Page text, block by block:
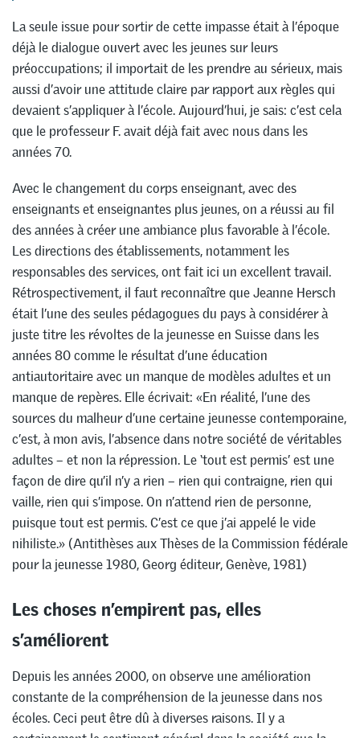
La seule issue pour sortir de cette impasse était à l’époque
déjà le dialogue ouvert avec les jeunes sur leurs
préoccupations; il importait de les prendre au sérieux, mais
aussi d’avoir une attitude claire par rapport aux règles qui
devaient s’appliquer à l’école. Aujourd’hui, je sais: c’est cela
que le professeur F. avait déjà fait avec nous dans les
années 70.
Avec le changement du corps enseignant, avec des
enseignants et enseignantes plus jeunes, on a réussi au fil
des années à créer une ambiance plus favorable à l’école.
Les directions des établissements, notamment les
responsables des services, ont fait ici un excellent travail.
Rétrospectivement, il faut reconnaître que Jeanne Hersch
était l’une des seules pédagogues du pays à considérer à
juste titre les révoltes de la jeunesse en Suisse dans les
années 80 comme le résultat d’une éducation
antiautoritaire avec un manque de modèles adultes et un
manque de repères. Elle écrivait: «En réalité, l’une des
sources du malheur d’une certaine jeunesse contemporaine,
c’est, à mon avis, l’absence dans notre société de véritables
adultes – et non la répression. Le ‘tout est permis’ est une
façon de dire qu’il n’y a rien – rien qui contraigne, rien qui
vaille, rien qui s’impose. On n’attend rien de personne,
puisque tout est permis. C’est ce que j’ai appelé le vide
nihiliste.» (Antithèses aux Thèses de la Commission fédérale
pour la jeunesse 1980, Georg éditeur, Genève, 1981)
Les choses n’empirent pas, elles
s’améliorent
Depuis les années 2000, on observe une amélioration
constante de la compréhension de la jeunesse dans nos
écoles. Ceci peut être dû à diverses raisons. Il y a